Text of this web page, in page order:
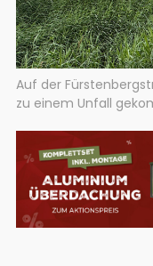
Auf der
zu einem Unfall